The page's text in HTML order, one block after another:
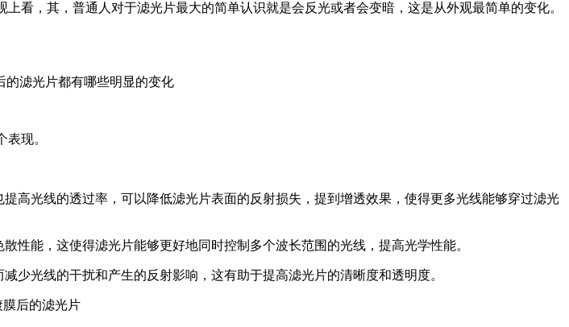
看，其，普通人对于滤光片最大的简单认识就是会反光或者会变暗，这是从外观最简单的变化。
现。
高光线的透过率，可以降低滤光片表面的反射损失，提到增透效果，使得更多光线能够穿过滤光
性能，这使得滤光片能够更好地同时控制多个波长范围的光线，提高光学性能。
少光线的干扰和产生的反射影响，这有助于提高滤光片的清晰度和透明度。